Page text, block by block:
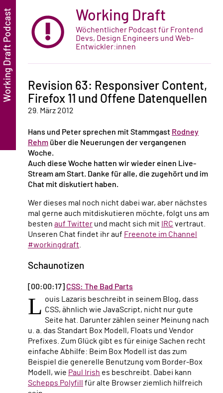
Working Draft
Wöchentlicher Podcast für Frontend
Devs, Design Engineers und Web-
Entwickler:innen
Revision 63: Responsiver Content,
Firefox 11 und Offene Datenquellen
29. März 2012
Hans und Peter sprechen mit Stammgast Rodney
Rehm über die Neuerungen der vergangenen
Woche.
Auch diese Woche hatten wir wieder einen Live-
Stream am Start. Danke für alle, die zugehört und im
Chat mit diskutiert haben.
Wer dieses mal noch nicht dabei war, aber nächstes
mal gerne auch mitdiskutieren möchte, folgt uns am
besten auf Twitter und macht sich mit IRC vertraut.
Unseren Chat findet ihr auf Freenote im Channel
#workingdraft.
Schaunotizen
[00:00:17] CSS: The Bad Parts
L ouis Lazaris beschreibt in seinem Blog, dass
CSS, ähnlich wie JavaScript, nicht nur gute
Seite hat. Darunter zählen seiner Meinung nach
u. a. das Standart Box Modell, Floats und Vendor
Prefixes. Zum Glück gibt es für einige Sachen recht
einfache Abhilfe: Beim Box Modell ist das zum
Beispiel die generelle Benutzung vom Border-Box
Modell, wie Paul Irish es beschreibt. Dabei kann
Schepps Polyfill
für alte Browser ziemlich hilfreich